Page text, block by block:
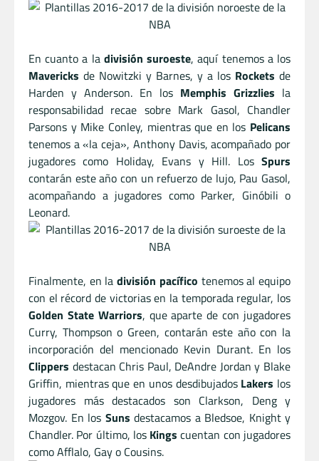
En cuanto a la división suroeste, aquí tenemos a los
Mavericks de Nowitzki y Barnes, y a los Rockets de
Harden y Anderson. En los Memphis Grizzlies la
responsabilidad recae sobre Mark Gasol, Chandler
Parsons y Mike Conley, mientras que en los Pelicans
tenemos a «la ceja», Anthony Davis, acompañado por
jugadores como Holiday, Evans y Hill. Los Spurs
contarán este año con un refuerzo de lujo, Pau Gasol,
acompañando a jugadores como Parker, Ginóbili o
Leonard.
Finalmente, en ladivisión pacífico tenemos al equipo
con el récord de victorias en la temporada regular, los
Golden State Warriors, que aparte de con jugadores
Curry, Thompson o Green, contarán este año con la
incorporación del mencionado Kevin Durant. En los
Clippers destacan Chris Paul, DeAndre Jordan y Blake
Griffin, mientras que en unos desdibujados Lakers los
jugadores más destacados son Clarkson, Deng y
Mozgov. En los Suns destacamos a Bledsoe, Knight y
Chandler. Por último, los Kings cuentan con jugadores
como Afflalo, Gay o Cousins.